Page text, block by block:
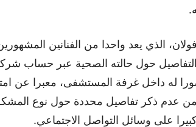
الذي يعد واحدا من الفنانين
حول حالته الصحية عبر حساب
له داخل غرفة المستشفى، معبرا عن
عدم ذكر تفاصيل محددة حول نوع المشكلة
كبيرا على وسائل التواصل الاجتماعي.